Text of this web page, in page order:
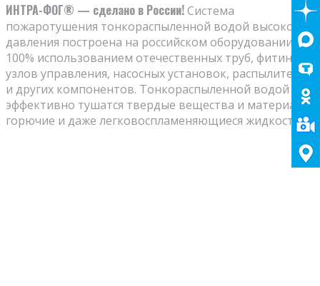
ИНТРА-ФОГ® — сделано в России!Система
пожаротушения тонкораспыленной водой высокого
давления построена на российском оборудовании со
100% использованием отечественных труб, фитингов,
узлов управления, насосных установок, распылителей
и других компонентов. Тонкораспыленной водой
эффективно тушатся твердые вещества и материалы,
горючие и даже легковоспламеняющиеся жидкости.